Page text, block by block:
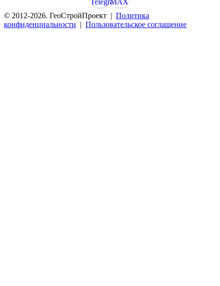
© 2012-2026. ГеоСтройПроект | Политика
конфиденциальности | Пользовательское соглашение